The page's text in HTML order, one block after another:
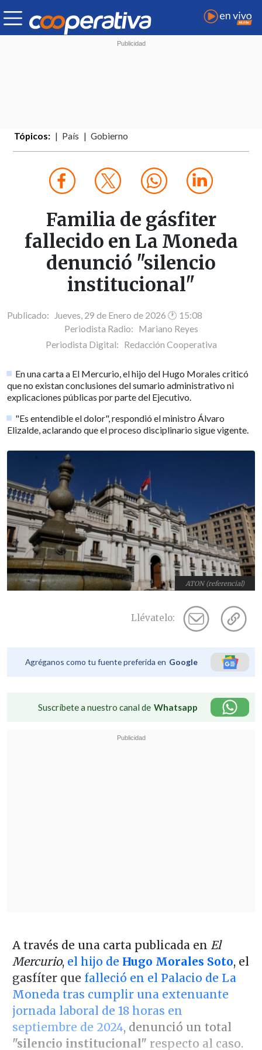
Tópicos: País Gobierno
Familia de gásfiter
fallecido en La Moneda
denunció "silencio
institucional"
Publicado: Jueves, 29 de Enero de 2026 🕐 15:08
Periodista Radio: Mariano Reyes
Periodista Digital: Redacción Cooperativa
En una carta a El Mercurio, el hijo del Hugo Morales criticó
que no existan conclusiones del sumario administrativo ni
explicaciones públicas por parte del Ejecutivo.
"Es entendible el dolor", respondió el ministro Álvaro
Elizalde, aclarando que el proceso disciplinario sigue vigente.
ATON (referencial)
Llévatelo:
Agréganos como tu fuente preferida en Google
Suscríbete a nuestro canal de Whatsapp
A través de una carta publicada en El
Mercurio, el hijo de Hugo Morales Soto, el
gasfíter que falleció en el Palacio de La
Moneda tras cumplir una extenuante
jornada laboral de 18 horas en
septiembre de 2024, denunció un total
"silencio institucional" respecto al caso.